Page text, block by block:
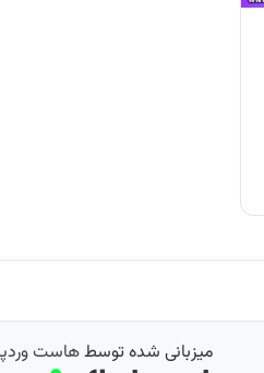
میزبانی شده توسطهاست